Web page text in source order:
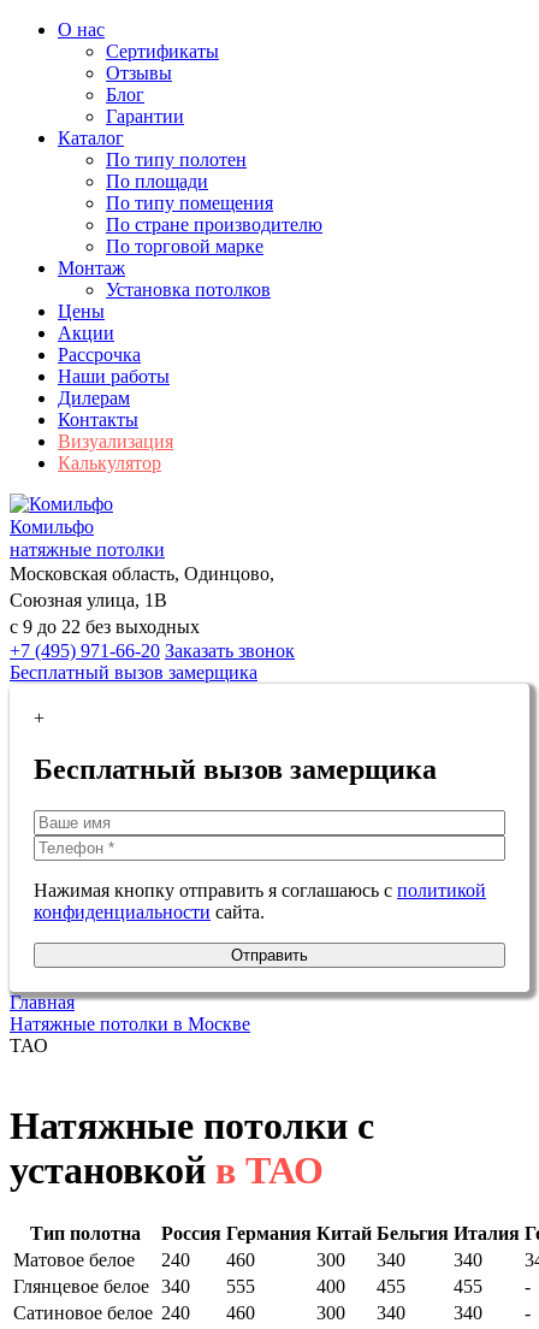
О нас
Сертификаты
Отзывы
Блог
Гарантии
Каталог
По типу полотен
По площади
По типу помещения
По стране производителю
По торговой марке
Монтаж
Установка потолков
Цены
Акции
Рассрочка
Наши работы
Дилерам
Контакты
Визуализация
Калькулятор
Комильфо
натяжные потолки
Московская область, Одинцово,
Союзная улица, 1В
с 9 до 22 без выходных
+7 (495) 971-66-20 Заказать звонок
Бесплатный вызов замерщика
+
Бесплатный вызов замерщика
Нажимая кнопку отправить я соглашаюсь с политикой
конфиденциальности сайта.
Отправить
Главная
Натяжные потолки в Москве
ТАО
Натяжные потолки с
установкой в ТАО
Тип полотна Россия Германия Китай Бельгия Италия
Матовое белое
240 460 300 340 340
Глянцевое белое 340 555 400 455 455
-
Сатиновое белое 240 460 300 340 340
-